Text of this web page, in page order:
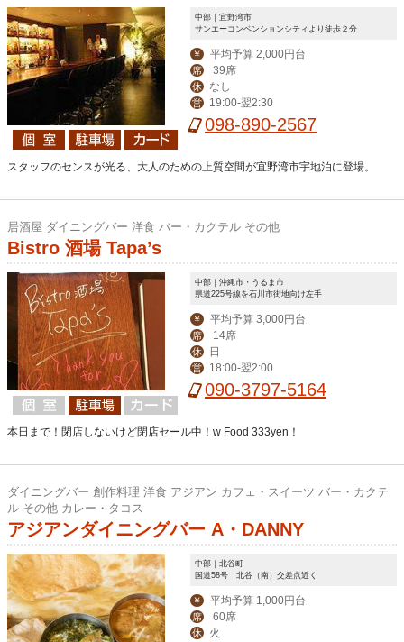
中部｜宜野湾市
サンエーコンベンションシティより徒歩２分
￥ 平均予算 2,000円台
席 39席
休 なし
営 19:00-翌2:30
098-890-2567
スタッフのセンスが光る、大人のための上質空間が宜野湾市宇地泊に登場。
居酒屋 ダイニングバー 洋食 バー・カクテル その他
Bistro 酒場 Tapa’s
中部｜沖縄市・うるま市
県道225号線を石川市街地向け左手
￥ 平均予算 3,000円台
席 14席
休 日
営 18:00-翌2:00
090-3797-5164
本日まで！閉店しないけど閉店セール中！w Food 333yen！
ダイニングバー 創作料理 洋食 アジアン カフェ・スイーツ バー・カクテ
ル その他 カレー・タコス
アジアンダイニングバー A・DANNY
中部｜北谷町
国道58号 北谷（南）交差点近く
￥ 平均予算 1,000円台
席 60席
休 火